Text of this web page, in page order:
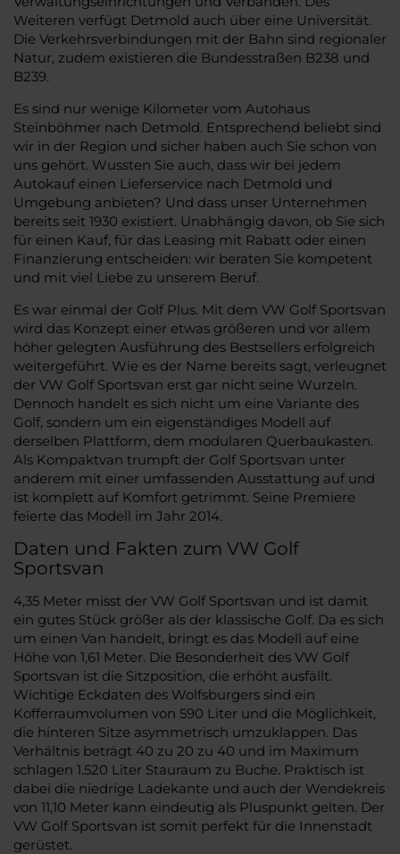
Weiteren verfügt Detmold auch über eine Universität.
Die Verkehrsverbindungen mit der Bahn sind regionaler
Natur, zudem existieren die Bundesstraßen B238 und
B239.
Es sind nur wenige Kilometer vom Autohaus
Steinböhmer nach Detmold. Entsprechend beliebt sind
wir in der Region und sicher haben auch Sie schon von
uns gehört. Wussten Sie auch, dass wir bei jedem
Autokauf einen Lieferservice nach Detmold und
Umgebung anbieten? Und dass unser Unternehmen
bereits seit 1930 existiert. Unabhängig davon, ob Sie sich
für einen Kauf, für das Leasing mit Rabatt oder einen
Finanzierung entscheiden: wir beraten Sie kompetent
und mit viel Liebe zu unserem Beruf.
Es war einmal der Golf Plus. Mit dem VW Golf Sportsvan
wird das Konzept einer etwas größeren und vor allem
höher gelegten Ausführung des Bestsellers erfolgreich
weitergeführt. Wie es der Name bereits sagt, verleugnet
der VW Golf Sportsvan erst gar nicht seine Wurzeln.
Dennoch handelt es sich nicht um eine Variante des
Golf, sondern um ein eigenständiges Modell auf
derselben Plattform, dem modularen Querbaukasten.
Als Kompaktvan trumpft der Golf Sportsvan unter
anderem mit einer umfassenden Ausstattung auf und
ist komplett auf Komfort getrimmt. Seine Premiere
feierte das Modell im Jahr 2014.
Daten und Fakten zum VW Golf
Sportsvan
4,35 Meter misst der VW Golf Sportsvan und ist damit
ein gutes Stück größer als der klassische Golf. Da es sich
um einen Van handelt, bringt es das Modell auf eine
Höhe von 1,61 Meter. Die Besonderheit des VW Golf
Sportsvan ist die Sitzposition, die erhöht ausfällt.
Wichtige Eckdaten des Wolfsburgers sind ein
Kofferraumvolumen von 590 Liter und die Möglichkeit,
die hinteren Sitze asymmetrisch umzuklappen. Das
Verhältnis beträgt 40 zu 20 zu 40 und im Maximum
schlagen 1.520 Liter Stauraum zu Buche. Praktisch ist
dabei die niedrige Ladekante und auch der Wendekreis
von 11,10 Meter kann eindeutig als Pluspunkt gelten. Der
VW Golf Sportsvan ist somit perfekt für die Innenstadt
gerüstet.